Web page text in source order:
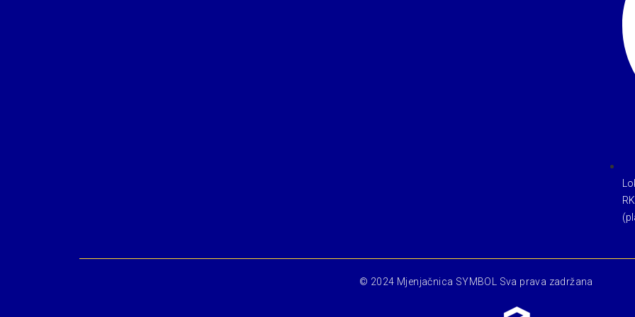
© 2024 Mjenjačnica SYMBOL Sva prava zadržana